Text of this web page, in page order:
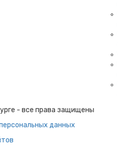
- все права защищены
данных